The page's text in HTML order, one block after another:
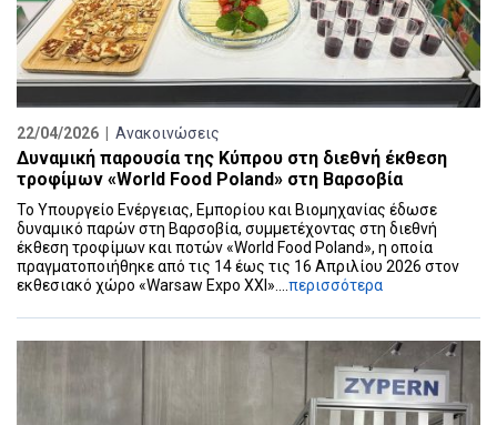
22/04/2026 | Ανακοινώσεις
Δυναμική παρουσία της Κύπρου στη διεθνή έκθεση
τροφίμων «World Food Poland» στη Βαρσοβία
Το Υπουργείο Ενέργειας, Εμπορίου και Βιομηχανίας έδωσε
δυναμικό παρών στη Βαρσοβία, συμμετέχοντας στη διεθνή
έκθεση τροφίμων και ποτών «World Food Poland», η οποία
πραγματοποιήθηκε από τις 14 έως τις 16 Απριλίου 2026 στον
εκθεσιακό χώρο «Warsaw Expo XXI».... περισσότερα